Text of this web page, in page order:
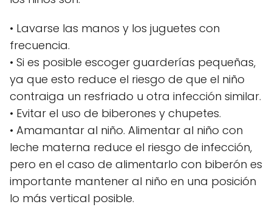
• Lavarse las manos y los juguetes con
frecuencia.
• Si es posible escoger guarderías pequeñas,
ya que esto reduce el riesgo de que el niño
contraiga un resfriado u otra infección similar.
• Evitar el uso de biberones y chupetes.
• Amamantar al niño. Alimentar al niño con
leche materna reduce el riesgo de infección,
pero en el caso de alimentarlo con biberón es
importante mantener al niño en una posición
lo más vertical posible.